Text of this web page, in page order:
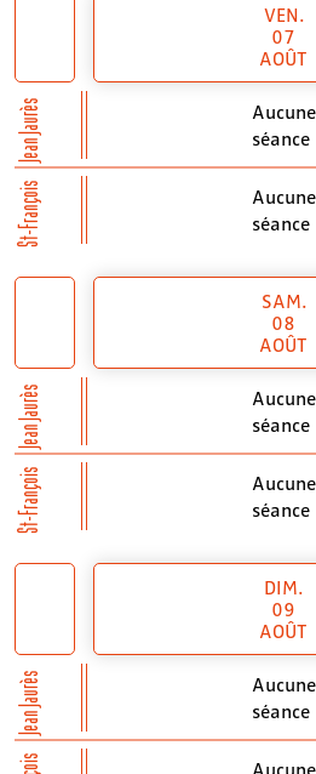
Jean Jaurès
St-François
VEN.
07
AOÛT
Aucune
séance
Aucune
séance
Jean Jaurès
St-François
SAM.
08
AOÛT
Aucune
séance
Aucune
séance
Jean Jaurès
DIM.
09
AOÛT
Aucune
séance
Aucune